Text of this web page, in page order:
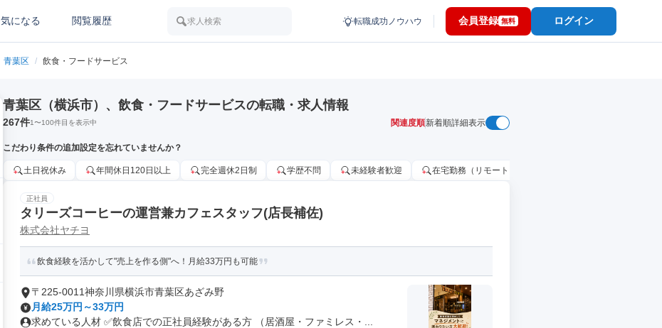
気になる 閲覧履歴 求人検索 転職成功ノウハウ 会員登録 無料 ログイン
青葉区 / 飲食・フードサービス
青葉区（横浜市）、飲食・フードサービスの転職・求人情報
267件1〜100件目を表示中 関連度順新着順詳細表示
こだわり条件の追加設定を忘れていませんか？
土日祝休み 年間休日120日以上 完全週休2日制 学歴不問 未経験者歓迎 在宅勤務（リモートワーク）OK
正社員
タリーズコーヒーの運営兼カフェスタッフ(店長補佐)
株式会社ヤチヨ
飲食経験を活かして"売上を作る側"へ！月給33万円も可能
〒225-0011神奈川県横浜市青葉区あざみ野
月給25万円～33万円
求めている人材 ✅飲食店での正社員経験がある方 （居酒屋・ファミレス・...